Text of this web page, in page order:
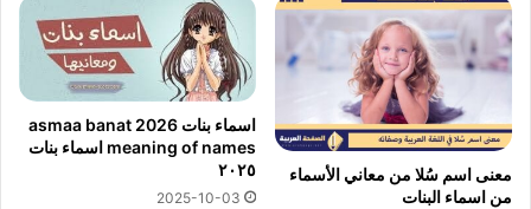
معنى اسم سُلا من معاني الأسماء
من اسماء البنات
اسماء بنات 2026 asmaa banat
meaning of names اسماء بنات
٢٠٢٥
2025-10-03